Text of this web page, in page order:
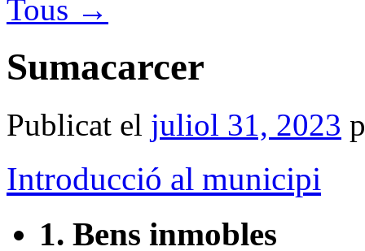
Tous →
Sumacarcer
Publicat el juliol 31, 2023
Introducció al municipi
1. Bens inmobles